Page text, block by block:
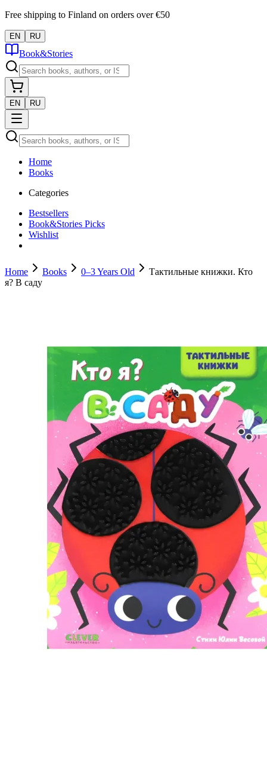
Free shipping to Finland on orders over €50
EN RU
Book&Stories
EN RU
Home
Books
Categories
Bestsellers
Book&Stories Picks
Wishlist
Home Books 0–3 Years Old
Тактильные книжки. Кто
я? В саду